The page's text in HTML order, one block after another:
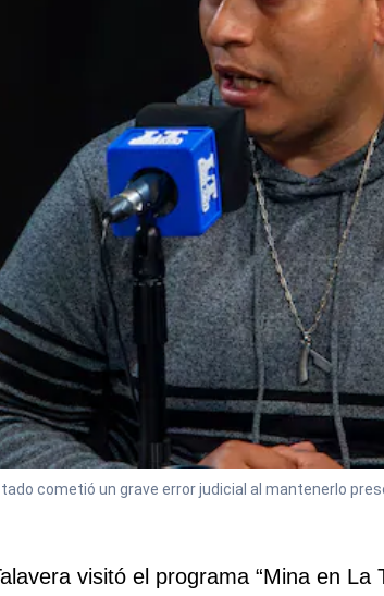
cometió un grave error judicial al mantenerlo
visitó el programa “Mina en